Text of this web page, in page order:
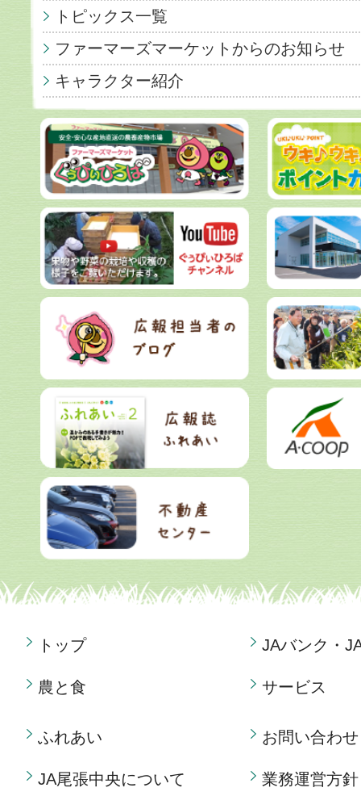
トピックス一覧
ファーマーズマーケットからのお知らせ
キャラクター紹介
トップ
農と食
JAバンク・
サービス
ふれあい
JA尾張中央について
お問い合わせ
業務運営方針